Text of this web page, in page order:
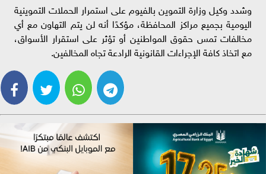
وشدد وكيل وزارة التموين بالفيوم على استمرار الحملات التموينية
اليومية بجميع مراكز المحافظة، مؤكدًا أنه لن يتم التهاون مع أي
مخالفات تمس حقوق المواطنين أو تؤثر على استقرار الأسواق،
مع اتخاذ كافة الإجراءات القانونية الرادعة تجاه المخالفين.